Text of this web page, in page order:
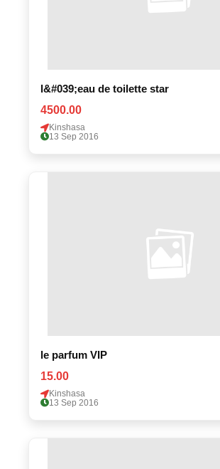
l&#039;eau de toilette star
4500.00
Kinshasa
13 Sep 2016
le parfum VIP
15.00
Kinshasa
13 Sep 2016